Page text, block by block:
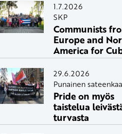
1.7.2026
SKP
Communists
Europe and
America for
29.6.2026
Punainen
Pride on myös
taistelua
turvasta